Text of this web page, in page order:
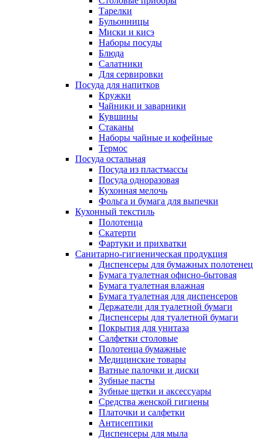
Тарелки
Бульонницы
Миски и кисэ
Наборы посуды
Блюда
Салатники
Для сервировки
Посуда для напитков
Кружки
Чайники и заварники
Кувшины
Стаканы
Наборы чайные и кофейные
Термос
Посуда остальная
Посуда из пластмассы
Посуда одноразовая
Кухонная мелочь
Фольга и бумага для выпечки
Кухонный текстиль
Полотенца
Скатерти
Фартуки и прихватки
Санитарно-гигиеническая продукция
Диспенсеры для бумажных полотенец
Бумага туалетная офисно-бытовая
Бумага туалетная влажная
Бумага туалетная для диспенсеров
Держатели для туалетной бумаги
Диспенсеры для туалетной бумаги
Покрытия для унитаза
Салфетки столовые
Полотенца бумажные
Медицинские товары
Ватные палочки и диски
Зубные пасты
Зубные щетки и аксессуары
Средства женской гигиены
Платочки и салфетки
Антисептики
Диспенсеры для мыла